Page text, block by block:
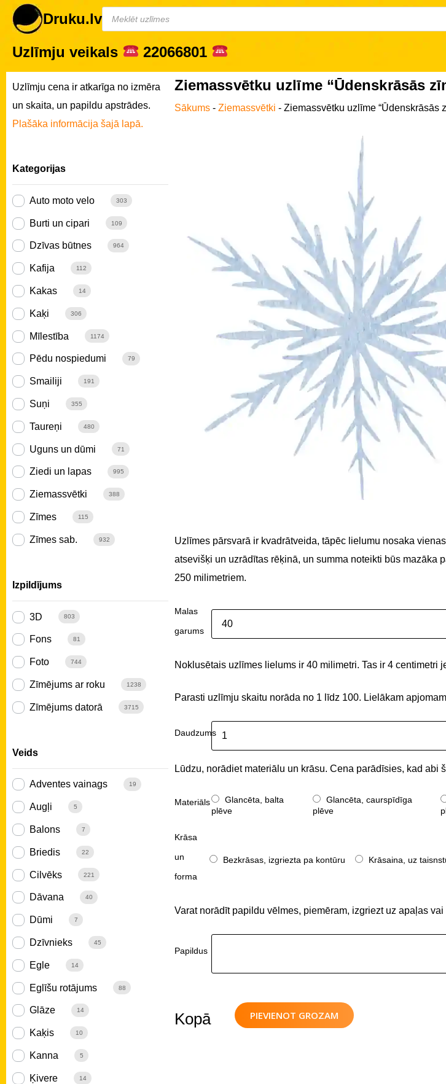
Druku.lv
Uzlīmju veikals 22066801
Uzlīmju cena ir atkarīga no izmēra
un skaita, un papildu apstrādes.
Plašāka informācija šajā lapā.
Kategorijas
Auto moto velo 303
Burti un cipari 109
Dzīvas būtnes 964
Kafija 112
Kakas 14
Kaķi 306
Mīlestība 1174
Pēdu nospiedumi 79
Smailiji 191
Suņi 355
Taureņi 480
Uguns un dūmi 71
Ziedi un lapas 995
Ziemassvētki 388
Zīmes 115
Zīmes sab. 932
Izpildījums
3D 803
Fons 81
Foto 744
Zīmējums ar roku 1238
Zīmējums datorā 3715
Veids
Adventes vainags 19
Augļi 5
Balons 7
Briedis 22
Cilvēks 221
Dāvana 40
Dūmi 7
Dzīvnieks 45
Egle 14
Eglīšu rotājums 88
Glāze 14
Kaķis 10
Kanna 5
Ķivere 14
Ziemassvētku uzlīme “Ūdenskrāsās
Sākums- Ziemassvētki - Ziemassvētku uzlīme “Ūdenskrāsās
Uzlīmes pārsvarā ir kvadrātveida, tāpēc lielumu nosaka
atsevišķi un uzrādītas rēķinā, un summa noteikti būs mazāka
250 milimetriem.
Malas
garums
Noklusētais uzlīmes lielums ir 40 milimetri. Tas ir 4
Parasti uzlīmju skaitu norāda no 1 līdz 100. Lielākam
Daudzums
Lūdzu, norādiet materiālu un krāsu. Cena parādīsies, kad abi
Materiāls
Glancēta, balta
plēve
Glancēta, caurspīdīga
plēve
Krāsa
un
forma
Bezkrāsas, izgriezta pa kontūru Krāsaina, uz
Varat norādīt papildu vēlmes, piemēram, izgriezt uz apaļas
Papildus
PIEVIENOT GROZAM
Kopā